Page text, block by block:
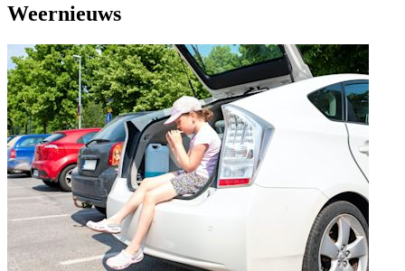
Weernieuws